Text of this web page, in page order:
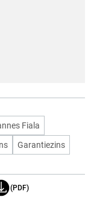
Fiala
Garantiezins
(PDF)